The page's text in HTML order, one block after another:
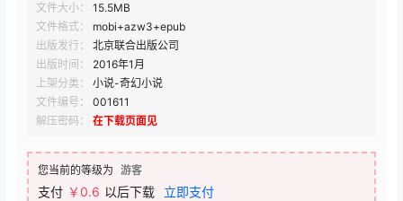
文件大小：
15.5MB
文件格式：
mobi+azw3+epub
出版发行：
北京联合出版公司
出版时间：
2016年1月
上架分类：
小说-奇幻小说
文件编号：
001611
解压密码：
在下载页面见
您当前的等级为 游客
支付 ￥0.6 以后下载 立即支付